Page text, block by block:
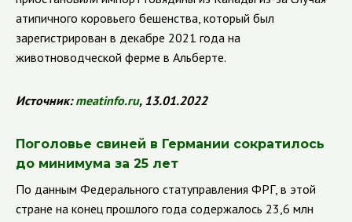
атипичного коровьего бешенства, который был
зарегистрирован в декабре 2021 года на
животноводческой ферме в Альберте.
Источник:meatinfo.ru, 13.01.2022
Поголовье свиней в Германии сократилось
до минимума за 25 лет
По данным Федерального статуправления ФРГ, в этой
стране на конец прошлого года содержалось 23,6 млн